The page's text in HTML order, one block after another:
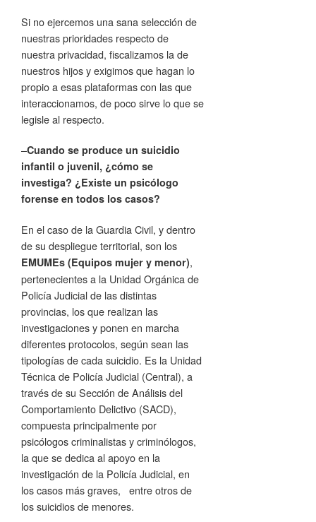
Si no ejercemos una sana selección de
nuestras prioridades respecto de
nuestra privacidad, fiscalizamos la de
nuestros hijos y exigimos que hagan lo
propio a esas plataformas con las que
interaccionamos, de poco sirve lo que se
legisle al respecto.
–Cuando se produce un suicidio
infantil o juvenil, ¿cómo se
investiga? ¿Existe un psicólogo
forense en todos los casos?
En el caso de la Guardia Civil, y dentro
de su despliegue territorial, son los
EMUMEs (Equipos mujer y menor),
pertenecientes a la Unidad Orgánica de
Policía Judicial de las distintas
provincias, los que realizan las
investigaciones y ponen en marcha
diferentes protocolos, según sean las
tipologías de cada suicidio. Es la Unidad
Técnica de Policía Judicial (Central), a
través de su Sección de Análisis del
Comportamiento Delictivo (SACD),
compuesta principalmente por
psicólogos criminalistas y criminólogos,
la que se dedica al apoyo en la
investigación de la Policía Judicial, en
los casos más graves, entre otros de
los suicidios de menores.